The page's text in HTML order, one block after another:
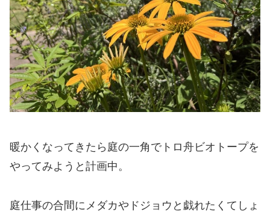
暖かくなってきたら庭の一角でトロ舟ビオトープを
やってみようと計画中。
庭仕事の合間にメダカやドジョウと戯れたくてしょ